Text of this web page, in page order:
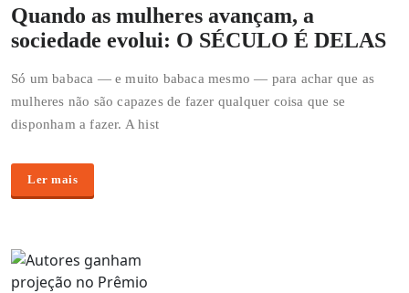
Quando as mulheres avançam, a
sociedade evolui: O SÉCULO É DELAS
Só um babaca — e muito babaca mesmo — para achar que as
mulheres não são capazes de fazer qualquer coisa que se
disponham a fazer. A hist
Ler mais